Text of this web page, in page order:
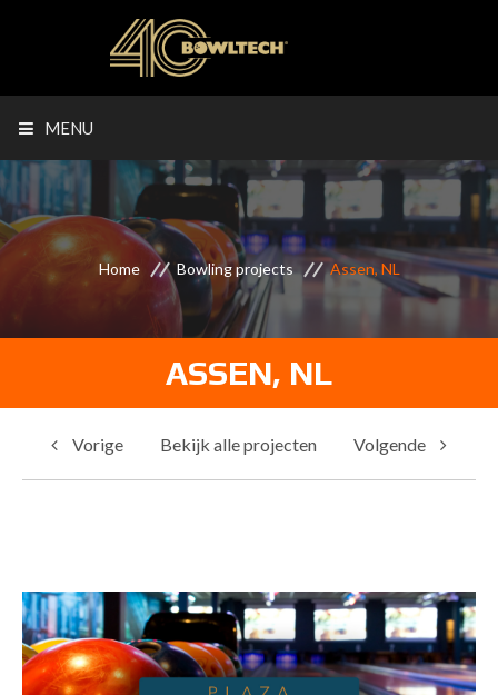
MENU
Home Bowling projects Assen, NL
ASSEN, NL
Vorige Bekijk alle projecten Volgende